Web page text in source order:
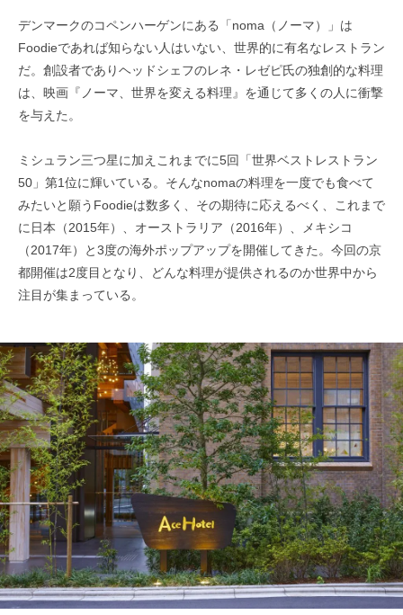
デンマークのコペンハーゲンにある「noma（ノーマ）」は
Foodieであれば知らない人はいない、世界的に有名なレストラン
だ。創設者でありヘッドシェフのレネ・レゼピ氏の独創的な料理
は、映画『ノーマ、世界を変える料理』を通じて多くの人に衝撃
を与えた。
ミシュラン三つ星に加えこれまでに5回「世界ベストレストラン
50」第1位に輝いている。そんなnomaの料理を一度でも食べて
みたいと願うFoodieは数多く、その期待に応えるべく、これまで
に日本（2015年）、オーストラリア（2016年）、メキシコ
（2017年）と3度の海外ポップアップを開催してきた。今回の京
都開催は2度目となり、どんな料理が提供されるのか世界中から
注目が集まっている。